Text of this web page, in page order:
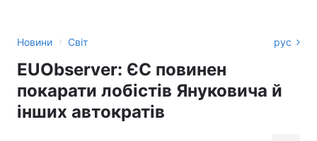
Новини › Світ рус
EUObserver: ЄС повинен
покарати лобістів Януковича й
інших автократів